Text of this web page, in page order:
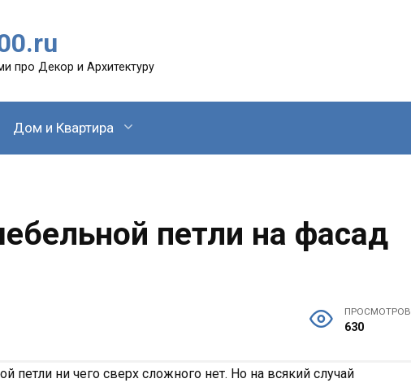
про Декор и Архитектуру
Дом и Квартира
петли на фасад
ПРОСМОТРОВ
630
петли ни чего сверх сложного нет. Но на всякий случай